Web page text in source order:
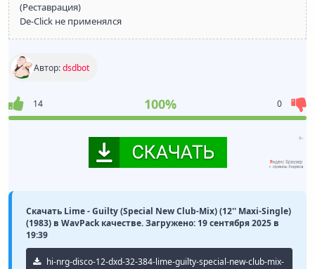
(Реставрация)
De-Click не применялся
Автор:dsdbot
14 100% 0
Скачать Lime - Guilty (Special New Club-Mix) (12'' Maxi-Single)
(1983) в WavPack качестве. Загружено: 19 сентября 2025 в
19:39
hi-nrg-disco-12-dxd-32-384-lime-guilty-special-new-club-mix-